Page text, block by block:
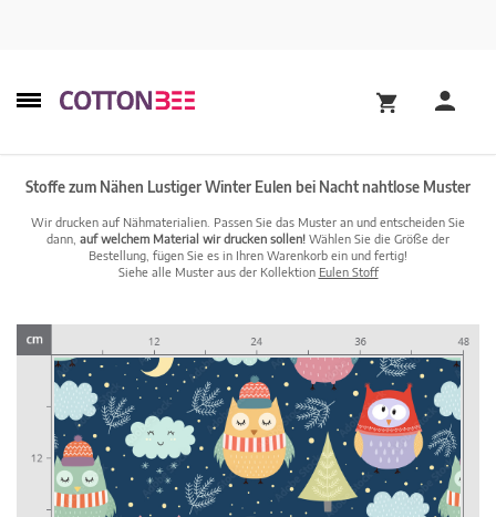
Stoffe zum Nähen Lustiger Winter Eulen bei Nacht nahtlose Muster
Wir drucken auf Nähmaterialien. Passen Sie das Muster an und entscheiden Sie
dann, auf welchem Material wir drucken sollen! Wählen Sie die Größe der
Bestellung, fügen Sie es in Ihren Warenkorb ein und fertig!
Siehe alle Muster aus der Kollektion Eulen Stoff